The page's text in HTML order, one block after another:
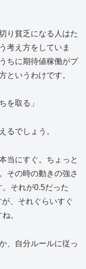
り貧乏になる人はた
考え方をしていま
ちに期待値稼働がプ
というわけです。
を取る」
るでしょう。
当にすぐ。ちょっと
その時の動きの強さ
それが0.5だった
、それぐらいすぐ
。
、自分ルールに従っ